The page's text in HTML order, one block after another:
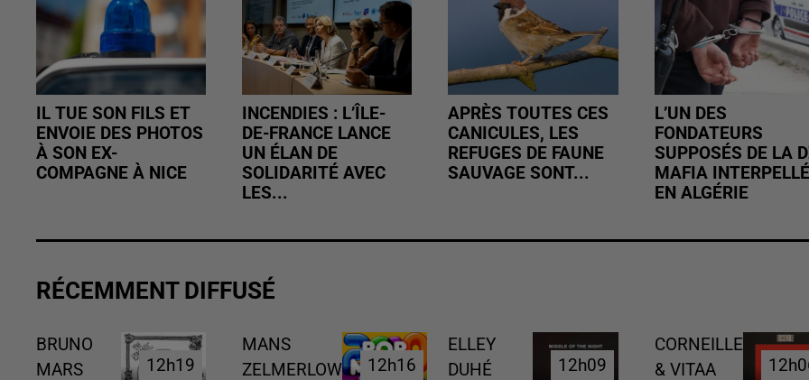
IL TUE SON FILS ET
ENVOIE DES PHOTOS
À SON EX-
COMPAGNE À NICE
INCENDIES : L’ÎLE-
DE-FRANCE LANCE
UN ÉLAN DE
SOLIDARITÉ AVEC
LES...
APRÈS TOUTES CES
CANICULES, LES
REFUGES DE FAUNE
SAUVAGE SONT...
L’UN DES
FONDATEURS
SUPPOSÉS DE LA
MAFIA INTERPELLÉ
EN ALGÉRIE
RÉCEMMENT DIFFUSÉ
BRUNO
MARS
12h19
12h19
MANS
ZELMERLOW
12h16
12h16
ELLEY
DUHÉ
12h09
12h09
CORNEILLE
& VITAA